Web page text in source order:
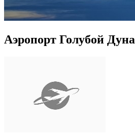
Аэропорт Голубой